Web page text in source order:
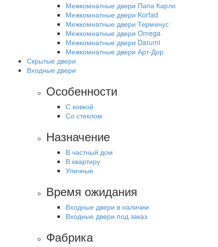
Межкомнатные двери Папа Карло
Межкомнатные двери Korfad
Межкомнатные двери Терминус
Межкомнатные двери Omega
Межкомнатные двери Darumi
Межкомнатные двери Арт-Дор
Скрытые двери
Входные двери
Особенности
С ковкой
Со стеклом
Назначение
В частный дом
В квартиру
Уличные
Время ожидания
Входные двери в наличии
Входные двери под заказ
Фабрика